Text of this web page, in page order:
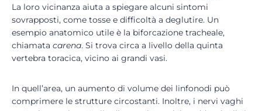
La loro vicinanza aiuta a spiegare alcuni sintomi
sovrapposti, come tosse e difficoltà a deglutire. Un
esempio anatomico utile è la biforcazione tracheale,
chiamata carena. Si trova circa a livello della quinta
vertebra toracica, vicino ai grandi vasi.
In quell’area, un aumento di volume dei linfonodi può
comprimere le strutture circostanti. Inoltre, i nervi vaghi